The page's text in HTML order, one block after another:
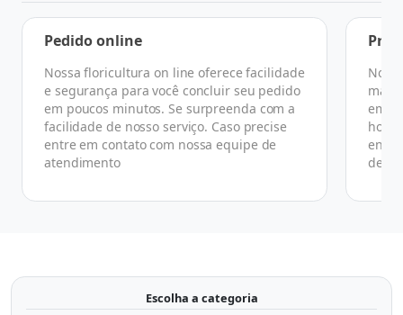
Pedido online
Nossa floricultura on line oferece facilidade
e segurança para você concluir seu pedido
em poucos minutos. Se surpreenda com a
facilidade de nosso serviço. Caso precise
entre em contato com nossa equipe de
atendimento
No
em
de
Escolha a categoria